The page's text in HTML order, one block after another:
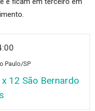
Paulo/SP
12 São Bernardo